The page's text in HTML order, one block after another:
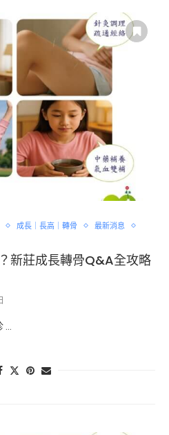
成長｜長高｜轉骨
最新消息
新莊成長轉骨Q&A全攻略